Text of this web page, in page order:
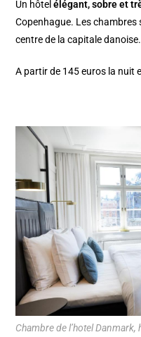
Un hôtelélégant, sobre et
Copenhague. Les chambres
centre de la capitale danoise.
A partir de 145 euros la nuit
Chambre de l’hotel Danmark,